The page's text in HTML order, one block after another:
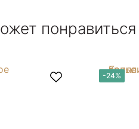
понравиться
-24%